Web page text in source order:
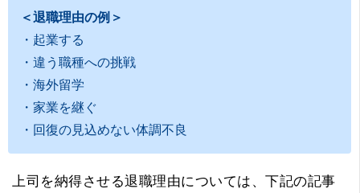
＜退職理由の例＞
・起業する
・違う職種への挑戦
・海外留学
・家業を継ぐ
・回復の見込めない体調不良
上司を納得させる退職理由については、下記の記事